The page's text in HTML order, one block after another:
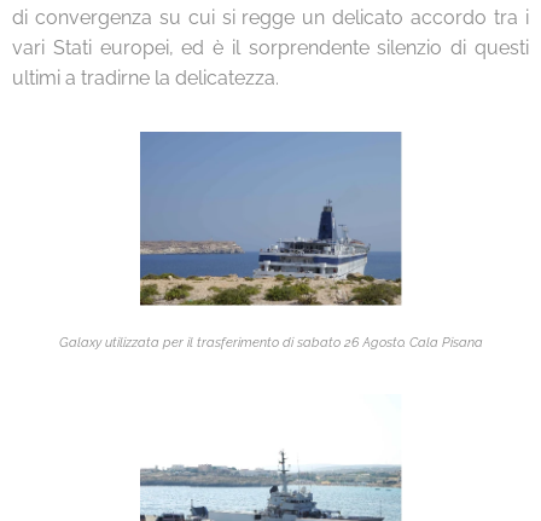
di convergenza su cui si regge un delicato accordo tra i
vari Stati europei, ed è il sorprendente silenzio di questi
ultimi a tradirne la delicatezza.
Galaxy utilizzata per il trasferimento di sabato 26 Agosto. Cala Pisana